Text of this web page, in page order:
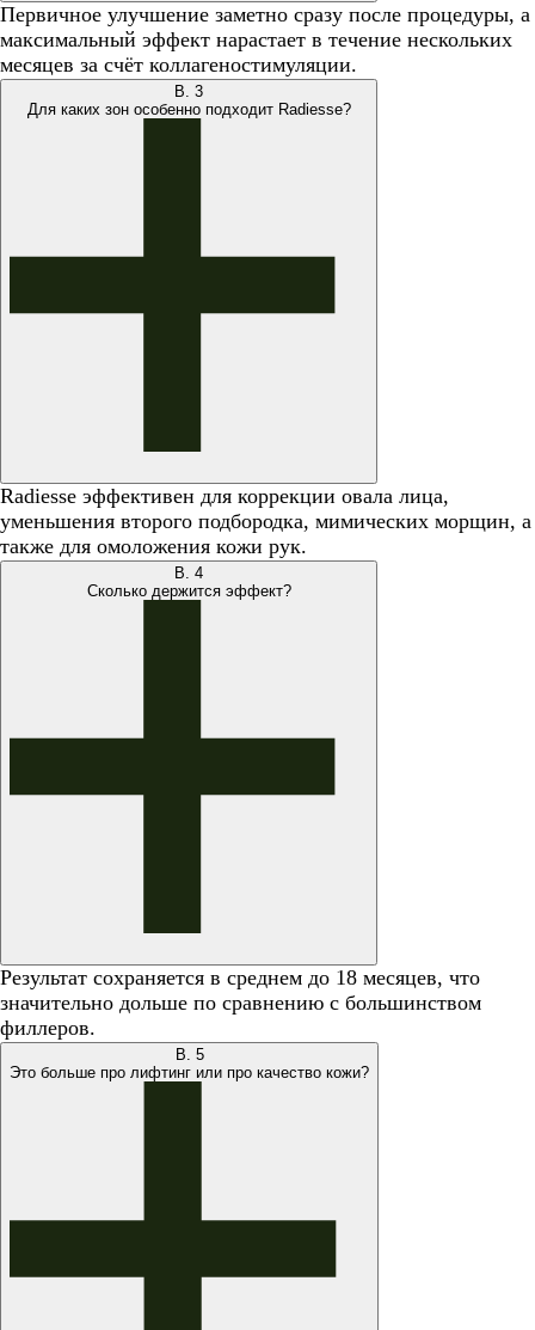
Первичное улучшение заметно сразу после процедуры, а
максимальный эффект нарастает в течение нескольких
месяцев за счёт коллагеностимуляции.
В. 3
Для каких зон особенно подходит Radiesse?
Radiesse эффективен для коррекции овала лица,
уменьшения второго подбородка, мимических морщин, а
также для омоложения кожи рук.
В. 4
Сколько держится эффект?
Результат сохраняется в среднем до 18 месяцев, что
значительно дольше по сравнению с большинством
филлеров.
В. 5
Это больше про лифтинг или про качество кожи?